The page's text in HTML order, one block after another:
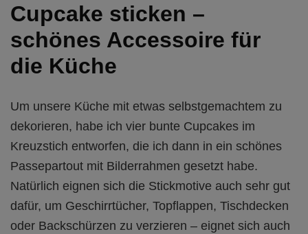
Cupcake sticken –
schönes Accessoire für
die Küche
Um unsere Küche mit etwas selbstgemachtem zu
dekorieren, habe ich vier bunte Cupcakes im
Kreuzstich entworfen, die ich dann in ein schönes
Passepartout mit Bilderrahmen gesetzt habe.
Natürlich eignen sich die Stickmotive auch sehr gut
dafür, um Geschirrtücher, Topflappen, Tischdecken
oder Backschürzen zu verzieren – eignet sich auch